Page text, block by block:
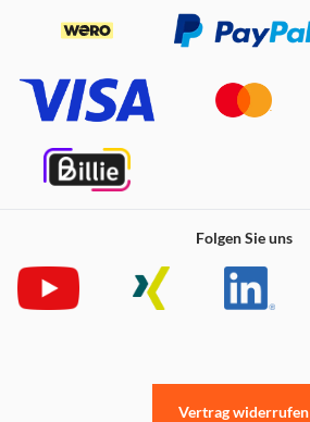
Folgen Sie uns
Vertrag widerrufen